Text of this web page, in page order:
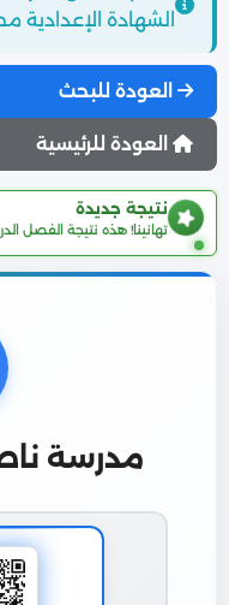
الشهادة الإعدادية
العودة للبحث
العودة للرئيسية
نتيجة جديدة
تهانينا! هذه نتيجة الفصل
مدرسة